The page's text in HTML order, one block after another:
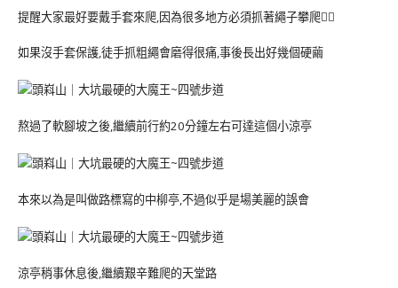
提醒大家最好要戴手套來爬,因為很多地方必須抓著繩子攀爬🧗‍♀️
如果沒手套保護,徒手抓粗繩會磨得很痛,事後長出好幾個硬繭
熬過了軟腳坡之後,繼續前行約20分鐘左右可達這個小涼亭
本來以為是叫做路標寫的中柳亭,不過似乎是場美麗的誤會
涼亭稍事休息後,繼續艱辛難爬的天堂路